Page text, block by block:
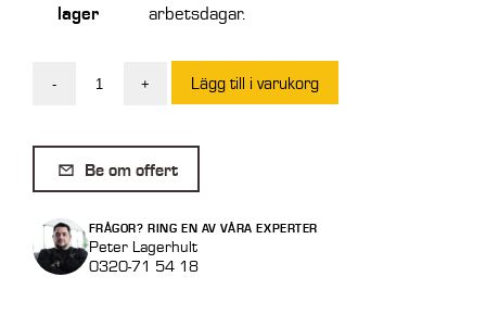
lager
arbetsdagar.
-
Aluminiumramp
ton/par
3
Std
utan
+ Lägg till i varukorg
Be om offert
FRÅGOR? RING EN AV VÅRA EXPERTER
Peter Lagerhult
0320-71 54 18